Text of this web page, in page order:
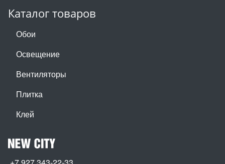
Каталог товаров
Обои
Освещение
Вентиляторы
Плитка
Клей